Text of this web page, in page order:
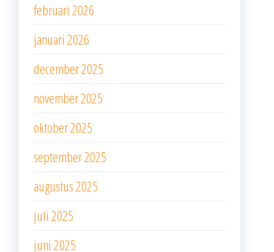
februari 2026
januari 2026
december 2025
november 2025
oktober 2025
september 2025
augustus 2025
juli 2025
juni 2025